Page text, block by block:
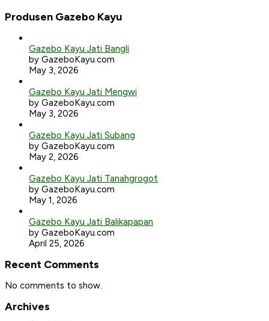
Produsen Gazebo Kayu
Gazebo Kayu Jati Bangli
by GazeboKayu.com
May 3, 2026
Gazebo Kayu Jati Mengwi
by GazeboKayu.com
May 3, 2026
Gazebo Kayu Jati Subang
by GazeboKayu.com
May 2, 2026
Gazebo Kayu Jati Tanahgrogot
by GazeboKayu.com
May 1, 2026
Gazebo Kayu Jati Balikapapan
by GazeboKayu.com
April 25, 2026
Recent Comments
No comments to show.
Archives